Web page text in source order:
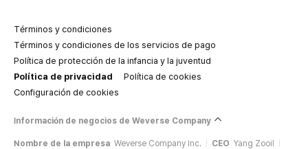
Términos y condiciones
Términos y condiciones de los servicios de pago
Política de protección de la infancia y la juventud
Política de privacidad
Política de cookies
Configuración de cookies
Información de negocios de Weverse Company
Nombre de la empresa Weverse Company Inc. CEO Yang Zooil